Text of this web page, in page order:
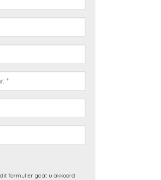
formulier gaat u akkoord